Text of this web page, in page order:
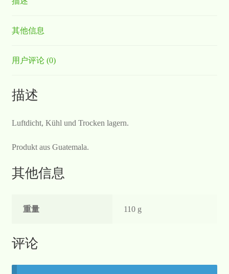
其他信息
用户评论 (0)
描述
Luftdicht, Kühl und Trocken lagern.
Produkt aus Guatemala.
其他信息
重量 110 g
评论